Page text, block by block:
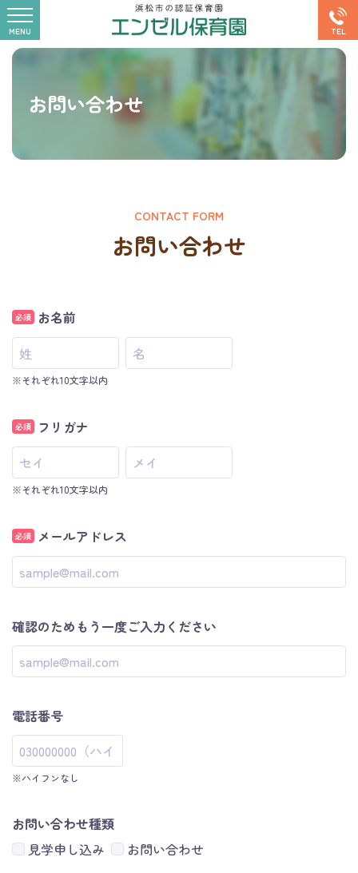
お問い合わせ
CONTACT FORM
お問い合わせ
必須 お名前
※それぞれ10文字以内
必須 フリガナ
※それぞれ10文字以内
必須 メールアドレス
確認のためもう一度ご入力ください
電話番号
※ハイフンなし
お問い合わせ種類
見学申し込み
お問い合わせ